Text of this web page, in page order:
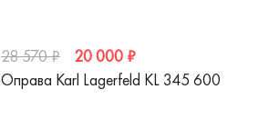
28 570 ₽
20 000 ₽
Оправа Karl Lagerfeld KL 345 600